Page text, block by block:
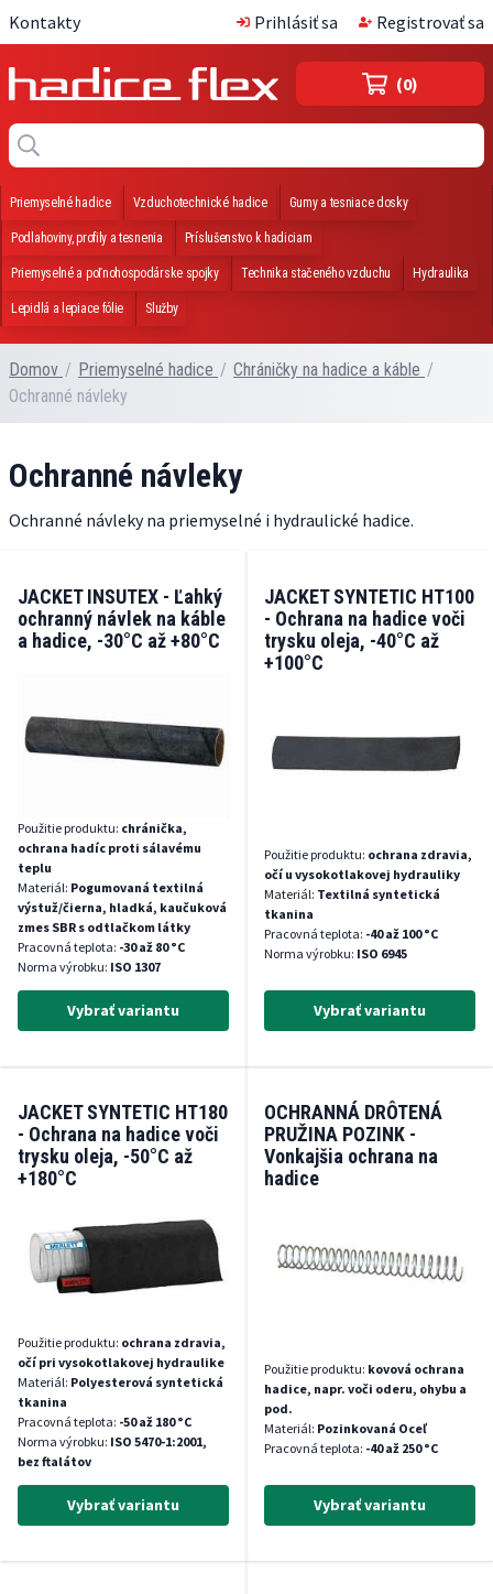
Kontakty Prihlásiť sa Registrovať sa
(0)
Priemyselné hadice Vzduchotechnické hadice Gumy a tesniace dosky
Podlahoviny, profily a tesnenia Príslušenstvo k hadiciam
Priemyselné a poľnohospodárske spojky Technika stačeného vzduchu Hydraulika
Lepidlá a lepiace fólie Služby
Domov / Priemyselné hadice / Chráničky na hadice a káble /
Ochranné návleky
Ochranné návleky
Ochranné návleky na priemyselné i hydraulické hadice.
JACKET INSUTEX - Ľahký
ochranný návlek na káble
a hadice, -30°C až +80°C
Použitie produktu: chránička,
ochrana hadíc proti sálavému
teplu
Materiál: Pogumovaná textilná
výstuž/čierna, hladká, kaučuková
zmes SBR s odtlačkom látky
Pracovná teplota: -30 až 80 °C
Norma výrobku: ISO 1307
Vybrať variantu
JACKET SYNTETIC HT100
- Ochrana na hadice voči
trysku oleja, -40°C až
+100°C
Použitie produktu: ochrana zdravia,
očí u vysokotlakovej hydrauliky
Materiál: Textilná syntetická
tkanina
Pracovná teplota: -40 až 100 °C
Norma výrobku: ISO 6945
Vybrať variantu
JACKET SYNTETIC HT180
- Ochrana na hadice voči
trysku oleja, -50°C až
+180°C
Použitie produktu: ochrana zdravia,
očí pri vysokotlakovej hydraulike
Materiál: Polyesterová syntetická
tkanina
Pracovná teplota: -50 až 180 °C
Norma výrobku: ISO 5470-1:2001,
bez ftalátov
Vybrať variantu
OCHRANNÁ DRÔTENÁ
PRUŽINA POZINK -
Vonkajšia ochrana na
hadice
Použitie produktu: kovová ochrana
hadice, napr. voči oderu, ohybu a
pod.
Materiál: Pozinkovaná Oceľ
Pracovná teplota: -40 až 250 °C
Vybrať variantu